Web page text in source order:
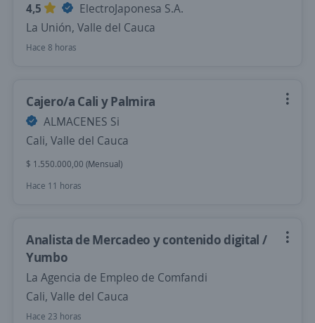
4,5
ElectroJaponesa S.A.
La Unión, Valle del Cauca
Hace 8 horas
Cajero/a Cali y Palmira
ALMACENES Si
Cali, Valle del Cauca
$ 1.550.000,00 (Mensual)
Hace 11 horas
Analista de Mercadeo y contenido digital /
Yumbo
La Agencia de Empleo de Comfandi
Cali, Valle del Cauca
Hace 23 horas